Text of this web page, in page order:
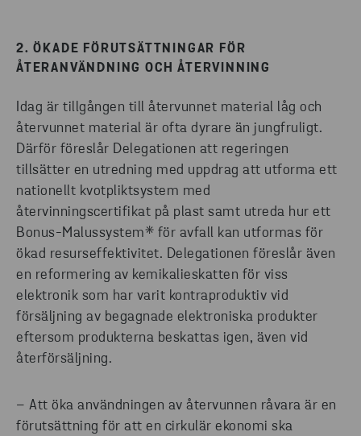
2. ÖKADE FÖRUTSÄTTNINGAR FÖR
ÅTERANVÄNDNING OCH ÅTERVINNING
Idag är tillgången till återvunnet material låg och
återvunnet material är ofta dyrare än jungfruligt.
Därför föreslår Delegationen att regeringen
tillsätter en utredning med uppdrag att utforma ett
nationellt kvotpliktsystem med
återvinningscertifikat på plast samt utreda hur ett
Bonus-Malussystem* för avfall kan utformas för
ökad resurseffektivitet. Delegationen föreslår även
en reformering av kemikalieskatten för viss
elektronik som har varit kontraproduktiv vid
försäljning av begagnade elektroniska produkter
eftersom produkterna beskattas igen, även vid
återförsäljning.
– Att öka användningen av återvunnen råvara är en
förutsättning för att en cirkulär ekonomi ska